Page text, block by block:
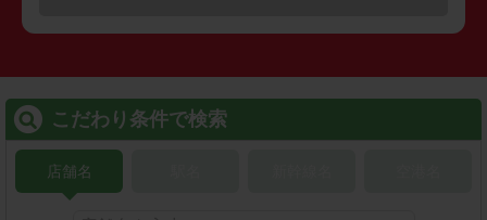
こだわり条件で検索
店舗名